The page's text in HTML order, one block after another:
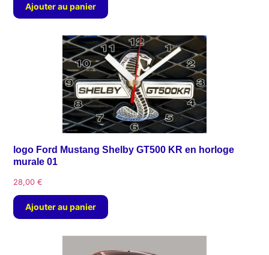
Ajouter au panier
logo Ford Mustang Shelby GT500 KR en horloge
murale 01
28,00 €
Ajouter au panier